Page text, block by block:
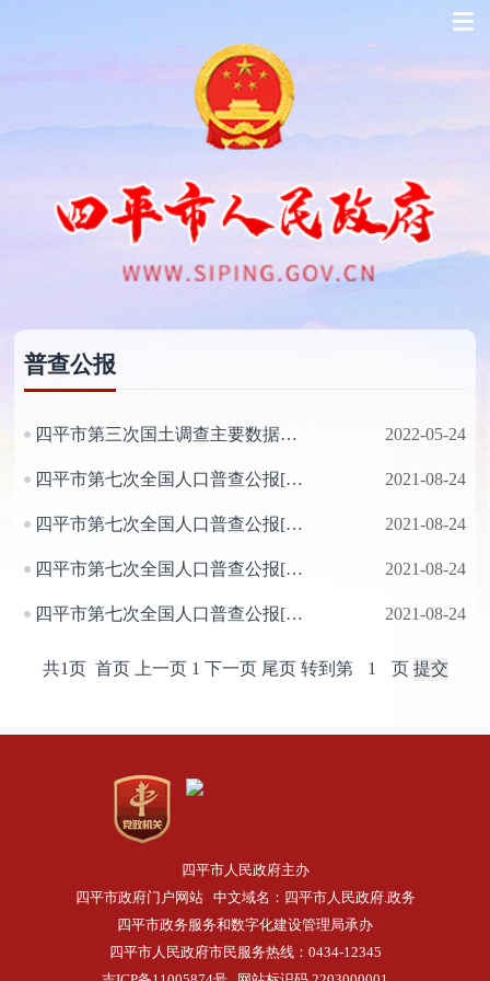
普查公报
四平市第三次国土调查主要数据公报 2022-05-24
四平市第七次全国人口普查公报[1]（第四号） 2021-08-24
四平市第七次全国人口普查公报[1]（第三号） 2021-08-24
四平市第七次全国人口普查公报[1]（第二号） 2021-08-24
四平市第七次全国人口普查公报[1]（第一号） 2021-08-24
共1页 首页 上一页 1 下一页 尾页 转到第 页
四平市人民政府主办
四平市政府门户网站 中文域名：四平市人民政府.政务
四平市政务服务和数字化建设管理局承办
四平市人民政府市民服务热线：0434-12345